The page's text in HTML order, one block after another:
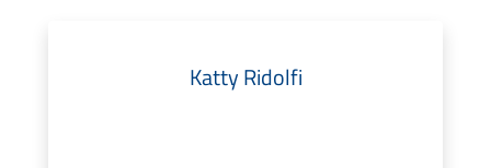
Katty Ridolfi